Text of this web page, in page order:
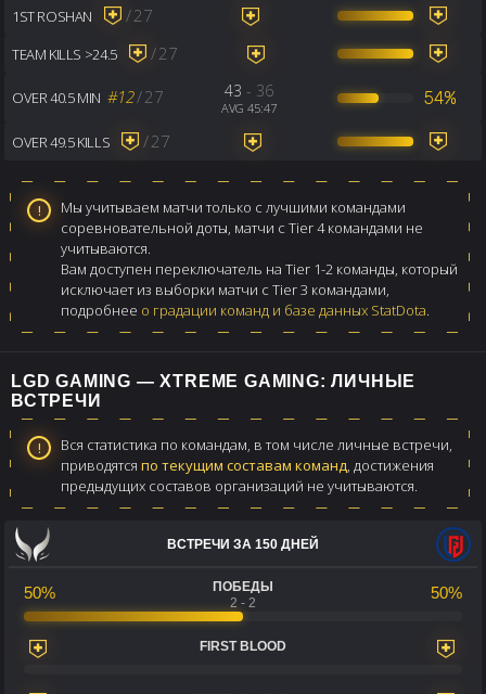
1ST ROSHAN /27
TEAM KILLS >24.5 /27
OVER 40.5 MIN #12/27 43 - 36
AVG 45:47 54%
OVER 49.5 KILLS /27
Мы учитываем матчи только с лучшими командами
соревновательной доты, матчи с Tier 4 командами не
учитываются.
Вам доступен переключатель на Tier 1-2 команды, который
исключает из выборки матчи с Tier 3 командами,
подробнее о градации команд и базе данных StatDota.
LGD GAMING — XTREME GAMING: ЛИЧНЫЕ
ВСТРЕЧИ
Вся статистика по командам, в том числе личные встречи,
приводятся по текущим составам команд, достижения
предыдущих составов организаций не учитываются.
ВСТРЕЧИ ЗА 150 ДНЕЙ
50%
ПОБЕДЫ
2 - 2
50%
FIRST BLOOD